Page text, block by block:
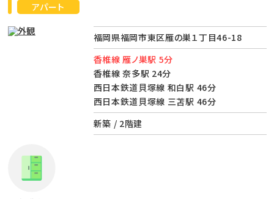
アパート
福岡県福岡市東区雁の巣１丁目46-18
香椎線 雁ノ巣駅 5分
香椎線 奈多駅 24分
西日本鉄道貝塚線 和白駅 46分
西日本鉄道貝塚線 三苫駅 46分
新築 / 2階建